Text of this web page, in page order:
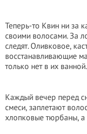
Теперь-то Квин ни за
своими волосами. За
следят. Оливковое,
восстанавливающие
только нет в их ванной.
Каждый вечер перед
смеси, заплетают
хлопковые тюрбаны,